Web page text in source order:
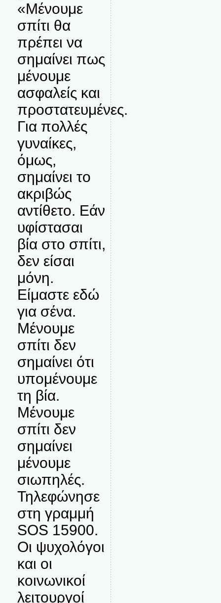
«Μένουμε
σπίτι θα
πρέπει να
σημαίνει πως
μένουμε
ασφαλείς και
προστατευμένες.
Για πολλές
γυναίκες,
όμως,
σημαίνει το
ακριβώς
αντίθετο. Εάν
υφίστασαι
βία στο σπίτι,
δεν είσαι
μόνη.
Είμαστε εδώ
για σένα.
Μένουμε
σπίτι δεν
σημαίνει ότι
υπομένουμε
τη βία.
Μένουμε
σπίτι δεν
σημαίνει
μένουμε
σιωπηλές.
Τηλεφώνησε
στη γραμμή
SOS 15900.
Οι ψυχολόγοι
και οι
κοινωνικοί
λειτουργοί